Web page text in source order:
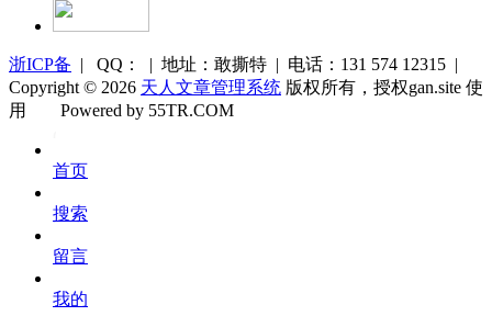
浙ICP备 | QQ： | 地址：敢撕特 | 电话：131 574 12315 |
Copyright © 2026 天人文章管理系统 版权所有，授权gan.site 使
用
库
Powered by 55TR.COM
首页
搜索
留言
我的